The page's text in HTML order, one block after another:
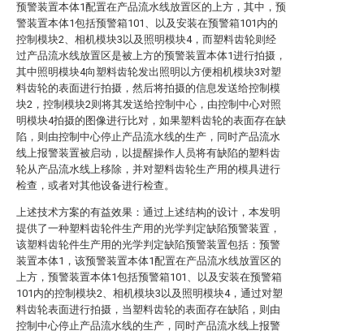
预警装置本体1配置在产品流水线放置区的上方，其中，预
警装置本体1包括预警箱101、以及安装在预警箱101内的
控制模块2、相机模块3以及照明模块4，而塑料齿轮则经
过产品流水线放置区是被上方的预警装置本体1进行拍摄，
其中照明模块4向塑料齿轮发出照明以方便相机模块3对塑
料齿轮的表面进行拍摄，然后将拍摄的信息发送给控制模
块2，控制模块2则将其发送给控制中心，由控制中心对照
明模块4拍摄的图像进行比对，如果塑料齿轮的表面存在缺
陷，则由控制中心停止产品流水线的生产，同时产品流水
线上报警装置被启动，以提醒操作人员将有缺陷的塑料齿
轮从产品流水线上移除，并对塑料齿轮生产用的模具进行
检查，或者对其他设备进行检查。
上述技术方案的有益效果：通过上述结构的设计，本发明
提供了一种塑料齿轮件生产用的光学判定缺陷预警装置，
该塑料齿轮件生产用的光学判定缺陷预警装置包括：预警
装置本体1，该预警装置本体1配置在产品流水线放置区的
上方，预警装置本体1包括预警箱101、以及安装在预警箱
101内的控制模块2、相机模块3以及照明模块4，通过对塑
料齿轮表面进行拍摄，当塑料齿轮的表面存在缺陷，则由
控制中心停止产品流水线的生产，同时产品流水线上报警